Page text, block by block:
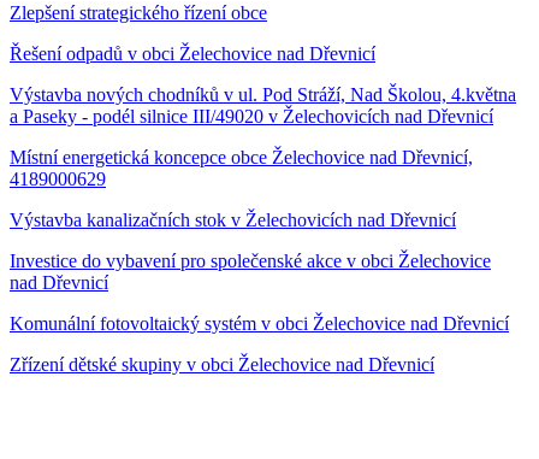
Zlepšení strategického řízení obce
Řešení odpadů v obci Želechovice nad Dřevnicí
Výstavba nových chodníků v ul. Pod Stráží, Nad Školou, 4.května
a Paseky - podél silnice III/49020 v Želechovicích nad Dřevnicí
Místní energetická koncepce obce Želechovice nad Dřevnicí,
4189000629
Výstavba kanalizačních stok v Želechovicích nad Dřevnicí
Investice do vybavení pro společenské akce v obci Želechovice
nad Dřevnicí
Komunální fotovoltaický systém v obci Želechovice nad Dřevnicí
Zřízení dětské skupiny v obci Želechovice nad Dřevnicí